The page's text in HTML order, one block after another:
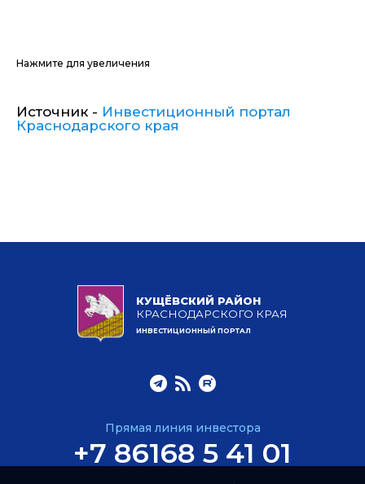
Нажмите для увеличения
Источник - Инвестиционный портал
Краснодарского края
КУЩЁВСКИЙ РАЙОН
КРАСНОДАРСКОГО КРАЯ
ИНВЕСТИЦИОННЫЙ ПОРТАЛ
Прямая линия инвестора
+7 86168 5 41 01